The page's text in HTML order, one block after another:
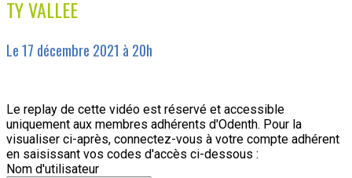
TY VALLEE
Le 17 décembre 2021 à 20h
Le replay de cette vidéo est réservé et accessible
uniquement aux membres adhérents d'Odenth. Pour la
visualiser ci-après, connectez-vous à votre compte adhérent
en saisissant vos codes d'accès ci-dessous :
Nom d'utilisateur